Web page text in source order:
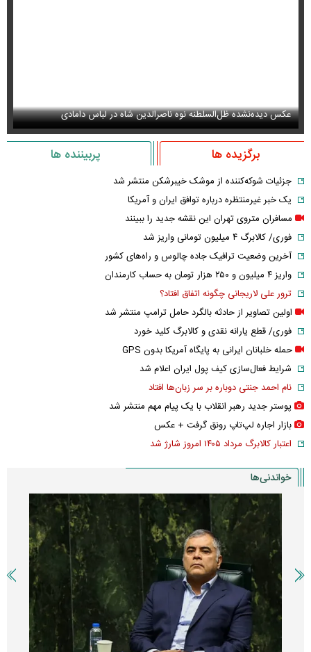
عکس دیده‌نشده ظل‌السلطنه نوه ناصرالدین شاه در لباس دامادی
برگزیده ها پربیننده ها
جزئیات شوکه‌کننده از موشک خیبرشکن منتشر شد
یک خبر غیرمنتظره درباره توافق ایران و آمریکا
مسافران متروی تهران این نقشه جدید را ببینند
فوری/ کالابرگ ۴ میلیون تومانی واریز شد
آخرین وضعیت ترافیک جاده چالوس و راه‌های کشور
واریز ۴ میلیون و ۲۵۰ هزار تومان به حساب کارمندان
ترور علی لاریجانی چگونه اتفاق افتاد؟
اولین تصاویر از حادثه بالگرد حامل ترامپ منتشر شد
فوری/ قطع یارانه نقدی و کالابرگ کلید خورد
حمله خلبانان ایرانی به پایگاه آمریکا بدون GPS
شرایط فعال‌سازی کیف پول ایران اعلام شد
نام احمد جنتی دوباره بر سر زبان‌ها افتاد
پوستر جدید رهبر انقلاب با یک پیام مهم منتشر شد
بازار اجاره لپ‌تاپ رونق گرفت + عکس
اعتبار کالابرگ مرداد ۱۴۰۵ امروز شارژ شد
خواندنی‌ها